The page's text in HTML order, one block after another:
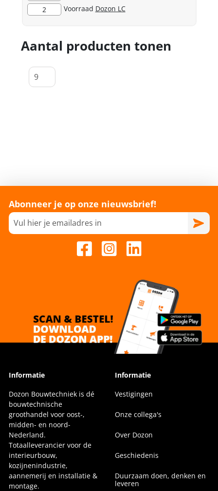
2
Voorraad Dozon LC
Aantal producten tonen
Abonneer je op onze nieuwsbrief!
Informatie
Dozon Bouwtechniek is dé
bouwtechnische
groothandel voor oost-,
midden- en noord-
Nederland.
Totaalleverancier voor de
interieurbouw,
kozijnenindustrie,
aannemerij en installatie &
montage.
Informatie
Vestigingen
Onze collega's
Over Dozon
Geschiedenis
Duurzaam doen, denken en
leveren